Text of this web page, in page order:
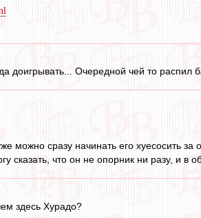
доигрывать... Очередной чей то распил
можно сразу начинать его хуесосить за
сказать, что он не опорник ни разу, и в
здесь Хурадо?